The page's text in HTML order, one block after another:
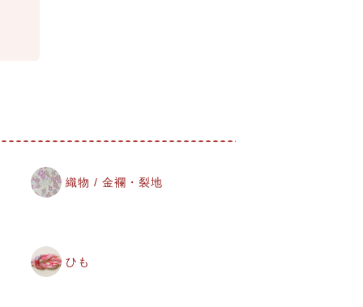
織物 / 金襴・裂地
ひも